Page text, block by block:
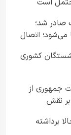
است
صادر شد؛
می‌شود؛ اتصال
بازنشستگان کشوری
جمهوری از
بر نقش
عمومی
برداشته